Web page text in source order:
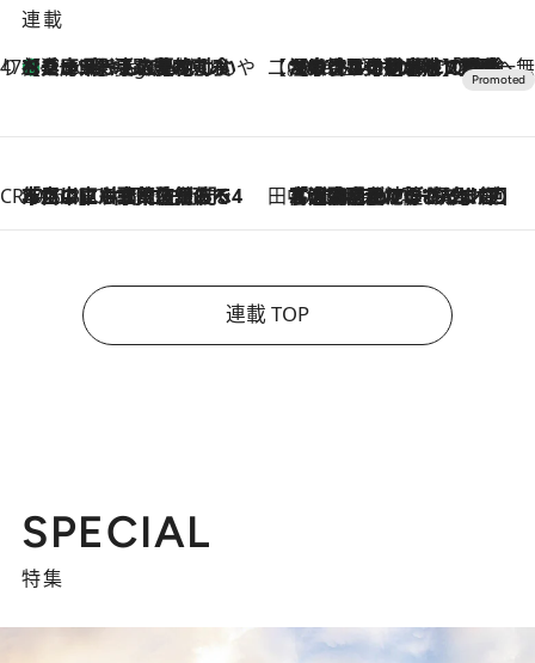
連載
47都道府県の手みやげ ひんやりスイーツで夏を満喫
2 Hours Ago
【兵庫県】この夏絶対食べたい 冷やしておいしいおやつ3選 淡路島の恵みをジェラートに集約 【CREA×星野リゾート】唯一無二。癒しと発見が待つ場所へ
2026.8.7
【トンボの足水浴】ヒノキの香りに包まれて涼感マックス！約13℃の湧水かけ流しを避暑地「星野温泉 トンボの湯」で体験
CREA'S CHOICE
2026.8.7
「立川にも歌舞伎があるんだよ」 片岡仁左衛門・市川中車ら豪華座組みで4年目の立川立飛歌舞伎へ 田中稲の勝手に再ブーム
2026.8.7
「湘南乃風に憧れて」観客大盛上がりの“タオル回し”に、ラッパー顔負けの高速歌唱まで…さだまさし（74）のアグレッシブすぎる現在地
連載 TOP
SPECIAL
特集